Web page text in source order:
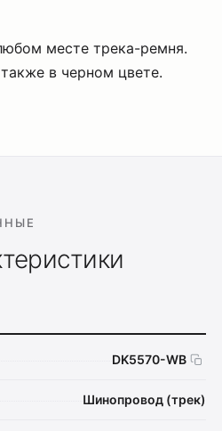
месте трека-ремня.
в черном цвете.
DK5570-WB
Шинопровод (трек)